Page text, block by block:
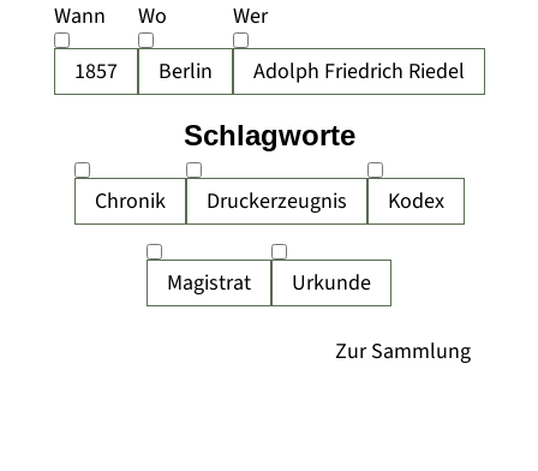
Wann
1857
Wo
Berlin
Wer
Adolph Friedrich Riedel
Chronik Druckerzeugnis Kodex
Magistrat Urkunde
Schlagworte